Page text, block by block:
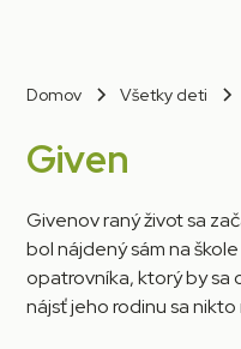
Domov Všetky deti
Given
Givenov raný život sa
bol nájdený sám na
opatrovníka, ktorý by sa
nájsť jeho rodinu sa nikto